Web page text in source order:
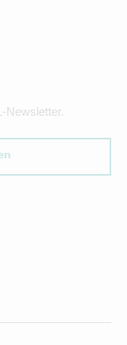
Newsletter.